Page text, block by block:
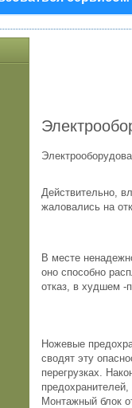
Действительно,
жаловались на
В месте
оно способно
отказ, в худшем -
Ножевые
сводят эту
перегрузках.
Монтажный блок